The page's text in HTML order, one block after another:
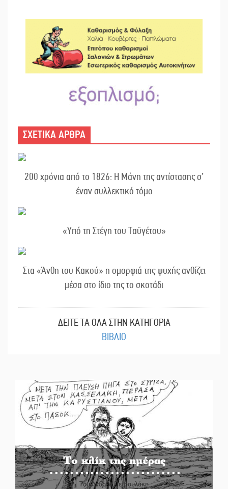
ΣΧΕΤΙΚΑ ΑΡΘΡΑ
200 χρόνια από το 1826: Η Μάνη της αντίστασης σ’
έναν συλλεκτικό τόμο
«Υπό τη Στέγη του Ταϋγέτου»
Στα «Άνθη του Κακού» η ομορφιά της ψυχής ανθίζει
μέσα στο ίδιο της το σκοτάδι
ΔΕΙΤΕ ΤΑ ΟΛΑ ΣΤΗΝ ΚΑΤΗΓΟΡΙΑ
ΒΙΒΛΙΟ
Το κλίκ της ημέρας
Του Ανδρέα Πετρουλάκη